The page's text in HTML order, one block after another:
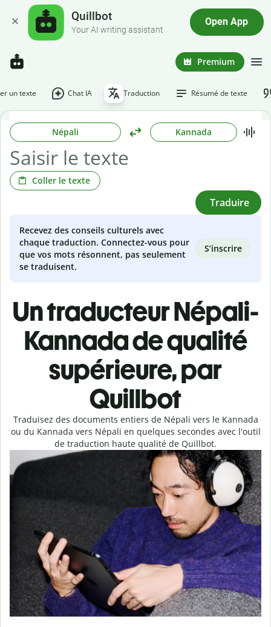
Quillbot
Your AI writing assistant
Open App
Premium
un texte Chat IA Traduction Résumé de texte
Népali Kannada
Coller le texte
Traduire
Recevez des conseils culturels avec
chaque traduction. Connectez-vous pour
que vos mots résonnent, pas seulement
se traduisent.
S’inscrire
Un traducteur Népali-
Kannada de qualité
supérieure, par
Quillbot
Traduisez des documents entiers de Népali vers le Kannada
ou du Kannada vers Népali en quelques secondes avec l'outil
de traduction haute qualité de Quillbot.